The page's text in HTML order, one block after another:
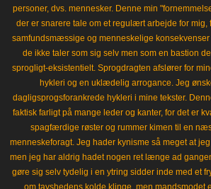
personer, dvs. mennesker. Denne min
der er snarere tale om et regulært arbejde for mig,
samfundsmæssige og menneskelige
de ikke taler som sig selv men som en bastion
sprogligt-eksistentielt. Sprogdragten afslører for
hykleri og en uklædelig arrogance. Jeg
dagligsprogsforankrede hykleri i mine tekster.
faktisk farligt på mange leder og kanter, for det er
spagfærdige røster og rummer kimen til en
menneskeforagt. Jeg hader kynisme så meget at
men jeg har aldrig hadet nogen ret længe ad
gøre sig selv tydelig i en ytring sidder inde med et